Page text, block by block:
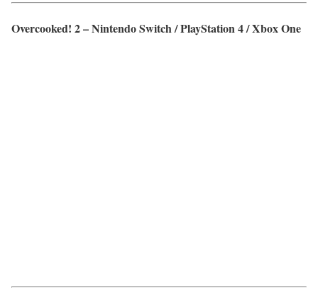
Overcooked! 2 – Nintendo Switch / PlayStation 4 / Xbox One